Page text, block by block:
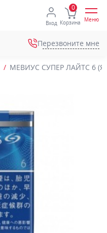
Вход Корзина Меню
Перезвоните мне
МЕВИУС СУПЕР ЛАЙТС 6